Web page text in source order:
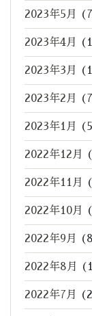
2023年5月
2023年4月
2023年3月
2023年2月
2023年1月
2022年12月
2022年11月
2022年10月
2022年9月
2022年8月
2022年7月